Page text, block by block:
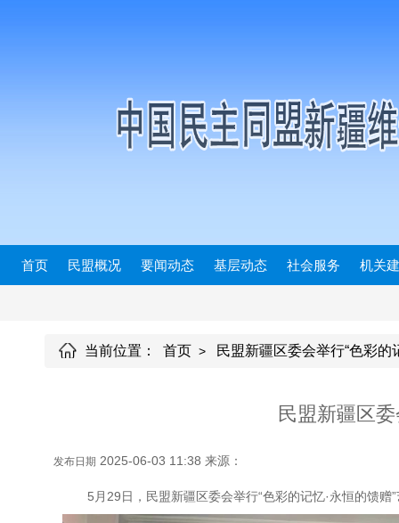
首页 民盟概况 要闻动态 基层动态 社会服务 机关
当前位置： 首页 > 民盟新疆区委会举行“色彩的
民盟新疆区
发布日期 2025-06-03 11:38 来源：
5月29日，民盟新疆区委会举行“色彩的记忆·永恒的馈